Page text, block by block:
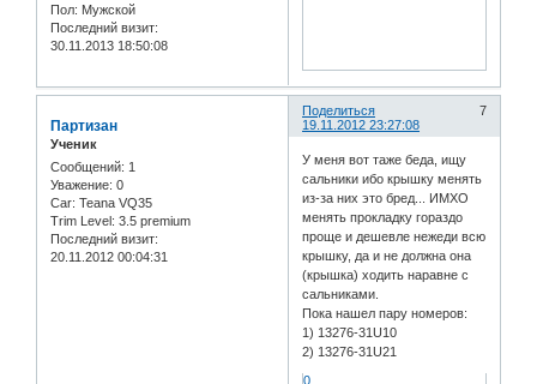
Пол: Мужской
Последний визит:
30.11.2013 18:50:08
Поделиться
7
19.11.2012 23:27:08
Партизан
Ученик
Сообщений: 1
Уважение: 0
Car: Teana VQ35
Trim Level: 3.5 premium
Последний визит:
20.11.2012 00:04:31
У меня вот таже беда, ищу
сальники ибо крышку менять
из-за них это бред... ИМХО
менять прокладку гораздо
проще и дешевле нежеди всю
крышку, да и не должна она
(крышка) ходить наравне с
сальниками.
Пока нашел пару номеров:
1) 13276-31U10
2) 13276-31U21
0